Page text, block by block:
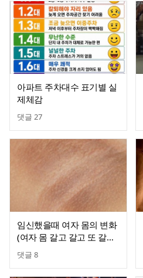
아파트 주차대수 표기별 실
제체감
댓글 27
임신했을때 여자 몸의 변화
(여자 몸 갈고 갈고 또 갈아
하는 임신)
댓글 8